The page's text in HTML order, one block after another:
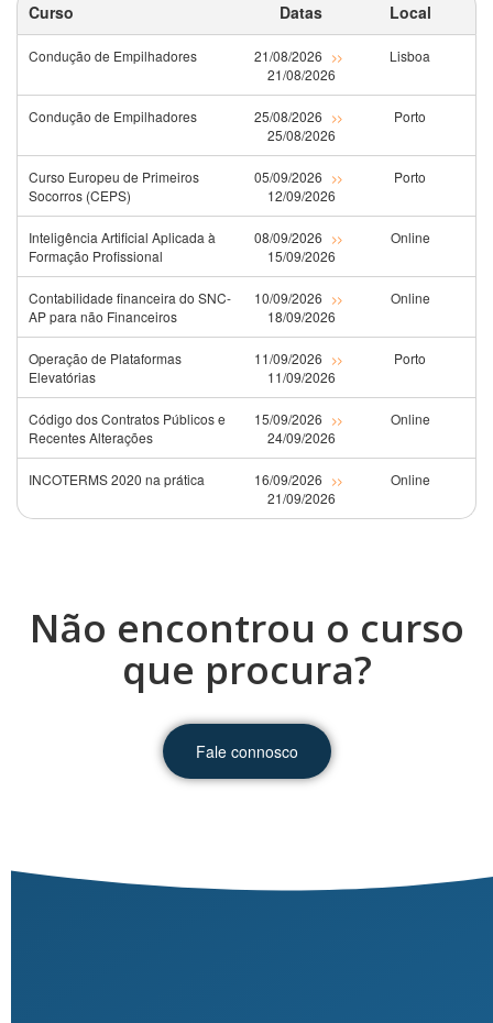
Curso Datas Local
Condução de Empilhadores 21/08/2026 >>
21/08/2026
Lisboa
Condução de Empilhadores 25/08/2026 >>
25/08/2026
Porto
Curso Europeu de Primeiros
Socorros (CEPS)
05/09/2026 >>
12/09/2026
Porto
Inteligência Artificial Aplicada à
Formação Profissional
08/09/2026 >>
15/09/2026
Online
Contabilidade financeira do SNC-
AP para não Financeiros
10/09/2026 >>
18/09/2026
Online
Operação de Plataformas
Elevatórias
11/09/2026 >>
11/09/2026
Porto
Código dos Contratos Públicos e
Recentes Alterações
15/09/2026 >>
24/09/2026
Online
INCOTERMS 2020 na prática 16/09/2026 >>
21/09/2026
Online
Não encontrou o curso
que procura?
Fale connosco